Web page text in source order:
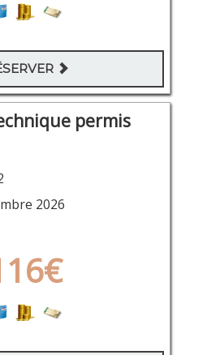
permis
2026